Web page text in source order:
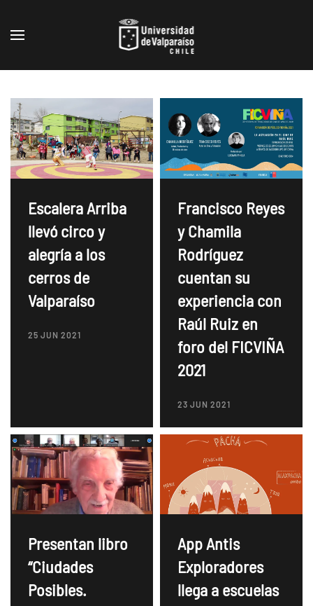
Skip to main content
Escalera Arriba
llevó circo y
alegría a los
cerros de
Valparaíso
25 JUN 2021
Francisco Reyes
y Chamila
Rodríguez
cuentan su
experiencia con
Raúl Ruiz en
foro del FICVIÑA
2021
23 JUN 2021
Presentan libro
“Ciudades
Posibles.
App Antis
Exploradores
llega a escuelas